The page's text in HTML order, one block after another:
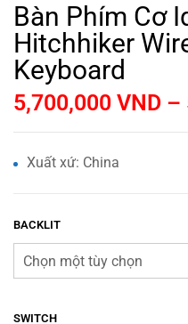
Bàn Phím Cơ
Hitchhiker
Keyboard
5,700,000 VND –
Xuất xứ: China
BACKLIT
SWITCH